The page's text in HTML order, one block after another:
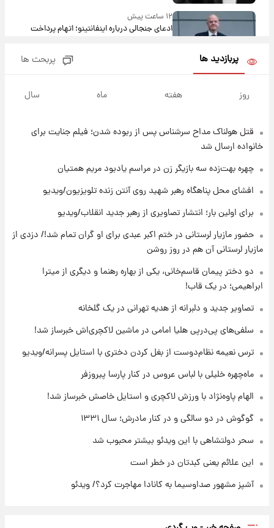
۱۲ ساعت پیش
ادعای جنجالی درباره اینفانتینو؛ اتهام پرداخت
آلزایمر و زوال عقل افزایش می‌یابد؟
۱۳ ساعت پیش
۱۳ ساعت پیش
مرداد ۱۴۰۵ +جدول
۱۴ ساعت پیش
با قدرتمندترین و بادوام ترین تانک جهان آشنا
شوید+ فیلم
۱۴ ساعت پیش
+جدول
۱۵ ساعت پیش
قیمت محصولات ایران‌خودرو و سایپا امروز شنبه
پربازدید ها پربحث ها
روز هفته ماه سال
قتل هولناک مداح سرشناس پس از ربوده شدن؛ فیلم جنایت برای
خانواده ارسال شد
چهره بهت‌زده سه بازیگر زن در مراسم یادبود مریم همتیان
افشای محل پناهگاه‌ رهبر شهید روی آنتن زنده تلویزیون/ویدیو
برای اولین بار؛ انتشار تصاویری از رهبر جدید انقلاب/ویدیو
حضور مازیار لرستانی در ختم اکبر عبدی برای او گران تمام شد!/ دزدی از
مازیار لرستانی آن هم در روز روشن
دو دختر پیمان قاسم‌خانی، یکی از بهاره رهنما و دیگری از میترا
ابراهیمی؛ در یک قاب!
تصاویر جدید و دلبرانه از هدیه تهرانی در یک گلخانه
سلفی‌های پی‌درپی هلیا امامی در ماشین لاکچری‌اش خبرساز شد!
ترس نعیمه نظام‌دوست از بغل کردن دختری با استایل پسرانه/ویدیو
ماه‌چهره خلیلی با لباس عروس در کنار پارسا پیروزفر
الهام پاوه‌نژاد با ورزش لاکچری و استایل خاصش خبرساز شد!
گوگوش در دو سالگی و در کنار مادرش؛ سال ۱۳۳۱
سحر دولتشاهی با این ویدئو بیشتر محبوب شد
این علائم یعنی کبدتان در خطر است
آشپز مشهور صداوسیما به کانادا مهاجرت کرد؟/ ویدئو